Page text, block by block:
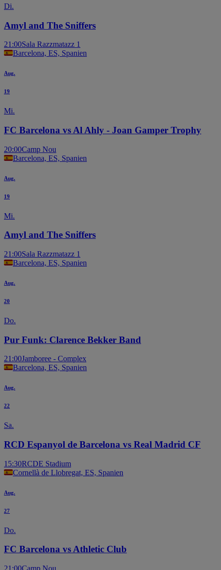
Di.
Amyl and The Sniffers
21:00Sala Razzmatazz 1
Barcelona, ES, Spanien
Aug.
19
Mi.
FC Barcelona vs Al Ahly - Joan Gamper Trophy
20:00Camp Nou
Barcelona, ES, Spanien
Aug.
19
Mi.
Amyl and The Sniffers
21:00Sala Razzmatazz 1
Barcelona, ES, Spanien
Aug.
20
Do.
Pur Funk: Clarence Bekker Band
21:00Jamboree - Complex
Barcelona, ES, Spanien
Aug.
22
Sa.
RCD Espanyol de Barcelona vs Real Madrid CF
15:30RCDE Stadium
Cornellà de Llobregat, ES, Spanien
Aug.
27
Do.
FC Barcelona vs Athletic Club
21:00Camp Nou